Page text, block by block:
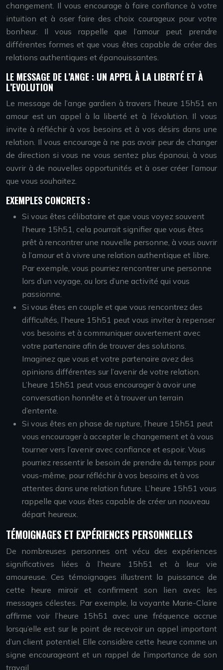
changement. Il vous encourage à faire confiance à votre
intuition et à oser faire des choix courageux pour votre
bonheur. Il vous rappelle que l’amour peut prendre
différentes formes et que vous êtes capable de créer des
relations authentiques et épanouissantes.
LE MESSAGE DE L’ANGE : UN APPEL À LA LIBERTÉ ET À
L’EVOLUTION
Le message de l’ange gardien à travers l’heure 15h51 en
amour est un appel à la liberté et à l’évolution. Il vous
invite à réfléchir à vos besoins et à vos désirs dans une
relation. Il vous encourage à ne pas avoir peur de changer
de direction si vous ne vous sentez plus épanoui, à vous
ouvrir à de nouvelles opportunités et à oser créer l’amour
que vous souhaitez.
EXEMPLES CONCRETS :
Si vous êtes célibataire et que vous voyez souvent
l’heure 15h51, cela pourrait signifier que vous êtes
prêt à rencontrer une nouvelle personne, à vous ouvrir
à l’amour et à vivre une relation authentique et libre.
Par exemple, vous pourriez rencontrer une personne
lors d’un voyage, ou lors d’une activité qui vous
passionne.
Si vous êtes en couple et que vous rencontrez des
difficultés, l’heure 15h51 peut vous inviter à repenser
vos besoins et à communiquer ouvertement avec
votre partenaire afin de trouver des solutions.
Imaginez que vous et votre partenaire avez des
opinions différentes sur l’avenir de votre relation.
L’heure 15h51 peut vous encourager à avoir une
conversation honnête et à trouver un terrain
d’entente.
Si vous êtes en phase de rupture, l’heure 15h51 peut
vous encourager à accepter le changement et à vous
tourner vers l’avenir avec confiance et espoir. Vous
pourriez ressentir le besoin de prendre du temps pour
vous-même, pour réfléchir à vos besoins et à vos
attentes dans une relation future. L’heure 15h51 vous
rappelle que vous êtes capable de créer un nouveau
départ heureux.
TÉMOIGNAGES ET EXPÉRIENCES PERSONNELLES
De nombreuses personnes ont vécu des expériences
significatives liées à l’heure 15h51 et à leur vie
amoureuse. Ces témoignages illustrent la puissance de
cette heure miroir et confirment son lien avec les
messages célestes. Par exemple, la voyante Marie-Claire
affirme voir l’heure 15h51 avec une fréquence accrue
lorsqu’elle est sur le point de recevoir un appel important
d’un client potentiel. Elle considère cette heure comme un
signe encourageant et un rappel de l’importance de son
travail.